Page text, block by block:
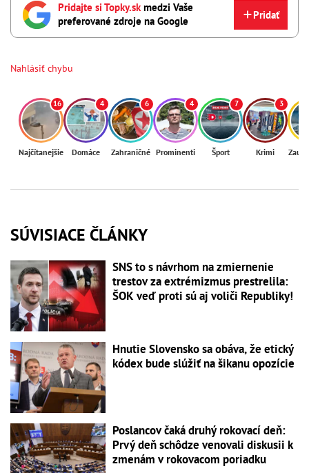
Pridajte si Topky.skmedzi Vaše
preferované zdroje na Google
Pridať
Nahlásiť chybu
16
Najčítanejšie
4
Domáce
6
Zahraničné
4
Prominenti
7
Šport
3
Krimi
SÚVISIACE ČLÁNKY
SNS to s návrhom na zmiernenie
trestov za extrémizmus prestrelila:
ŠOK veď proti sú aj voliči Republiky!
Hnutie Slovensko sa obáva, že etický
kódex bude slúžiť na šikanu opozície
Poslancov čaká druhý rokovací deň:
Prvý deň schôdze venovali diskusii k
zmenám v rokovacom poriadku